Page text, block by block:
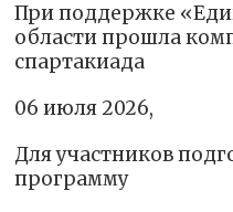
При поддержке
области прошла
спартакиада
06 июля 2026,
Для участников
программу